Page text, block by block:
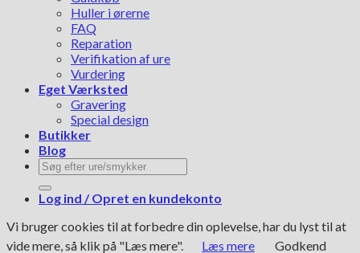
Huller i ørerne
FAQ
Reparation
Verifikation af ure
Vurdering
Eget Værksted
Gravering
Special design
Butikker
Blog
Søg
efter:
Log ind / Opret en kundekonto
Vi bruger cookies til at forbedre din oplevelse, har du lyst til at
vide mere, så klik på "Læs mere".
Læs mere Godkend